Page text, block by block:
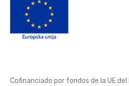
Cofinanciado por fondos de la UE del